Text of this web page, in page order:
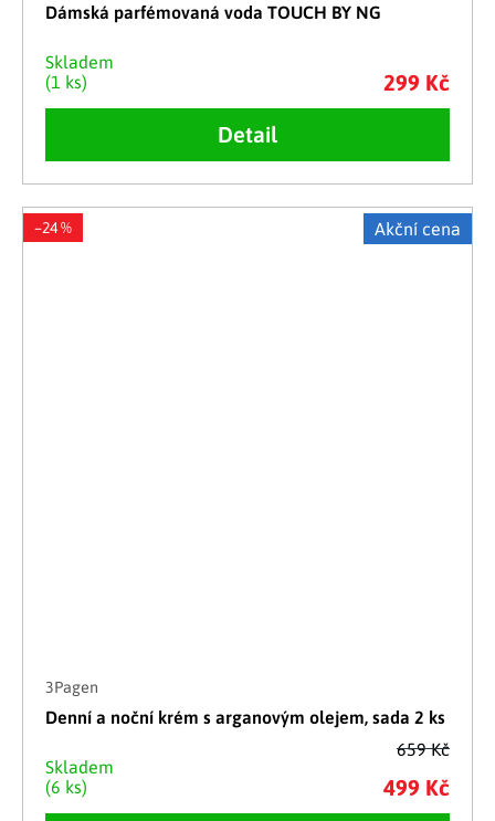
Dámská parfémovaná voda TOUCH BY NG
Skladem
(1 ks)
299 Kč
Detail
Akční cena
659 Kč
–24 %
3Pagen
Denní a noční krém s arganovým olejem, sada 2 ks
Skladem
(6 ks)
499 Kč